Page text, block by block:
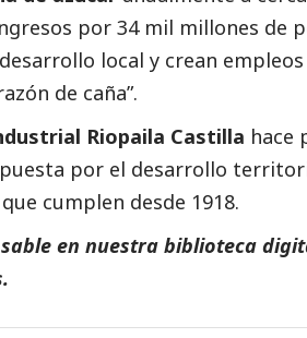
por 34 mil millones de
local y crean empleos
de caña”.
Riopaila Castilla hace
por el desarrollo
cumplen desde 1918.
en nuestra biblioteca